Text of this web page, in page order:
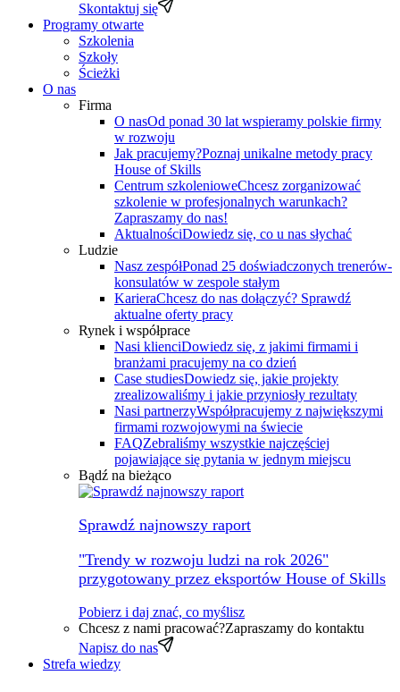
Skontaktuj się
Programy otwarte
Szkolenia
Szkoły
Ścieżki
O nas
Firma
O nasOd ponad 30 lat wspieramy polskie firmy
w rozwoju
Jak pracujemy?Poznaj unikalne metody pracy
House of Skills
Centrum szkolenioweChcesz zorganizować
szkolenie w profesjonalnych warunkach?
Zapraszamy do nas!
AktualnościDowiedz się, co u nas słychać
Ludzie
Nasz zespółPonad 25 doświadczonych trenerów-
konsulatów w zespole stałym
KarieraChcesz do nas dołączyć? Sprawdź
aktualne oferty pracy
Rynek i współprace
Nasi klienciDowiedz się, z jakimi firmami i
branżami pracujemy na co dzień
Case studiesDowiedz się, jakie projekty
zrealizowaliśmy i jakie przyniosły rezultaty
Nasi partnerzyWspółpracujemy z największymi
firmami rozwojowymi na świecie
FAQZebraliśmy wszystkie najczęściej
pojawiające się pytania w jednym miejscu
Bądź na bieżąco
Sprawdź najnowszy raport
"Trendy w rozwoju ludzi na rok 2026"
przygotowany przez eksportów House of Skills
Pobierz i daj znać, co myślisz
Chcesz z nami pracować?Zapraszamy do kontaktu
Napisz do nas
Strefa wiedzy